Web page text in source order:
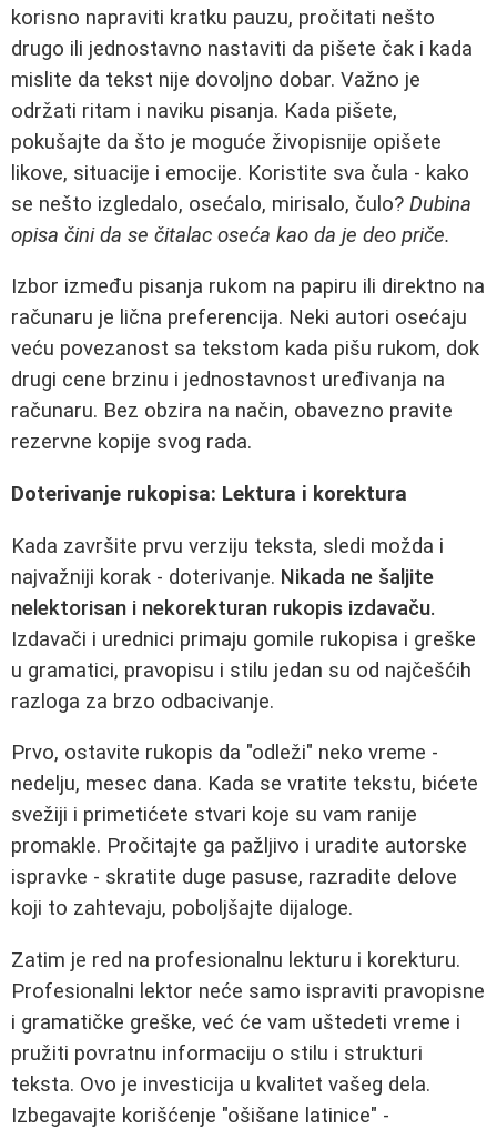
korisno napraviti kratku pauzu, pročitati nešto
drugo ili jednostavno nastaviti da pišete čak i kada
mislite da tekst nije dovoljno dobar. Važno je
održati ritam i naviku pisanja. Kada pišete,
pokušajte da što je moguće živopisnije opišete
likove, situacije i emocije. Koristite sva čula - kako
se nešto izgledalo, osećalo, mirisalo, čulo? Dubina
opisa čini da se čitalac oseća kao da je deo priče.
Izbor između pisanja rukom na papiru ili direktno na
računaru je lična preferencija. Neki autori osećaju
veću povezanost sa tekstom kada pišu rukom, dok
drugi cene brzinu i jednostavnost uređivanja na
računaru. Bez obzira na način, obavezno pravite
rezervne kopije svog rada.
Doterivanje rukopisa: Lektura i korektura
Kada završite prvu verziju teksta, sledi možda i
najvažniji korak - doterivanje. Nikada ne šaljite
nelektorisan i nekorekturan rukopis izdavaču.
Izdavači i urednici primaju gomile rukopisa i greške
u gramatici, pravopisu i stilu jedan su od najčešćih
razloga za brzo odbacivanje.
Prvo, ostavite rukopis da "odleži" neko vreme -
nedelju, mesec dana. Kada se vratite tekstu, bićete
svežiji i primetićete stvari koje su vam ranije
promakle. Pročitajte ga pažljivo i uradite autorske
ispravke - skratite duge pasuse, razradite delove
koji to zahtevaju, poboljšajte dijaloge.
Zatim je red na profesionalnu lekturu i korekturu.
Profesionalni lektor neće samo ispraviti pravopisne
i gramatičke greške, već će vam uštedeti vreme i
pružiti povratnu informaciju o stilu i strukturi
teksta. Ovo je investicija u kvalitet vašeg dela.
Izbegavajte korišćenje "ošišane latinice" -